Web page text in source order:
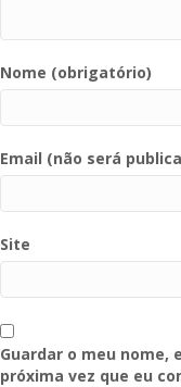
Nome (obrigatório)
Email (não será
Site
Guardar o meu nome,
próxima vez que eu